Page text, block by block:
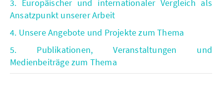
3. Europäischer und internationaler Vergleich als
Ansatzpunkt unserer Arbeit
4. Unsere Angebote und Projekte zum Thema
5. Publikationen, Veranstaltungen und
Medienbeiträge zum Thema